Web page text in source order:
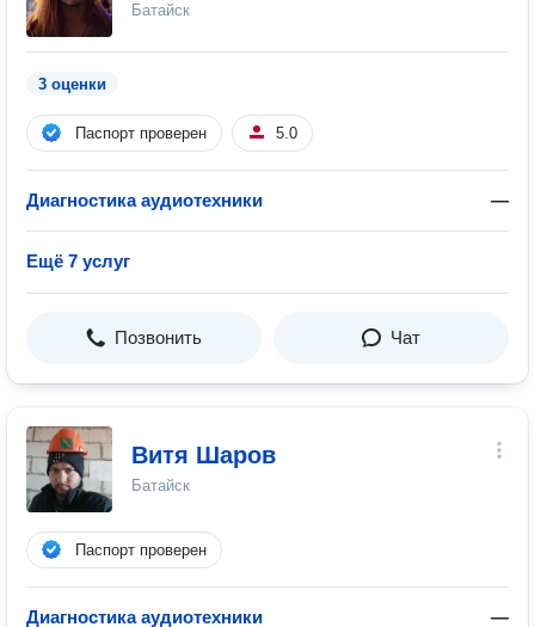
Батайск
3 оценки
Паспорт проверен 5.0
Диагностика аудиотехники —
Ещё 7 услуг
Позвонить Чат
Витя Шаров
Батайск
Паспорт проверен
Диагностика аудиотехники —